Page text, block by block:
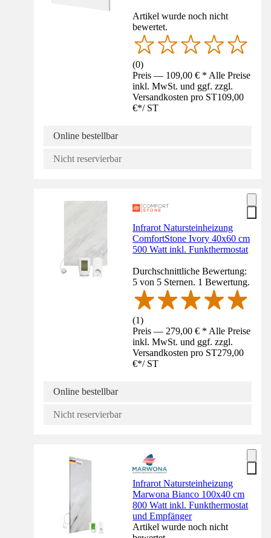
Artikel wurde noch nicht
bewertet.
(0)
Preis — 109,00 € * Alle Preise
inkl. MwSt. und ggf. zzgl.
Versandkosten pro ST109,00
€*/ ST
Online bestellbar
Nicht reservierbar
Infrarot Natursteinheizung
ComfortStone Ivory 40x60 cm
500 Watt inkl. Funkthermostat
Durchschnittliche Bewertung:
5 von 5 Sternen. 1 Bewertung.
(1)
Preis — 279,00 € * Alle Preise
inkl. MwSt. und ggf. zzgl.
Versandkosten pro ST279,00
€*/ ST
Online bestellbar
Nicht reservierbar
Infrarot Natursteinheizung
Marwona Bianco 100x40 cm
800 Watt inkl. Funkthermostat
und Empfänger
Artikel wurde noch nicht